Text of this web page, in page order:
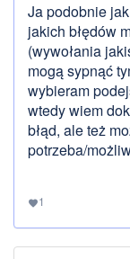
Ja podobnie jak
jakich błędów
(wywołania
mogą sypnąć
wybieram
wtedy wiem
błąd, ale też
potrzeba/
favorite1